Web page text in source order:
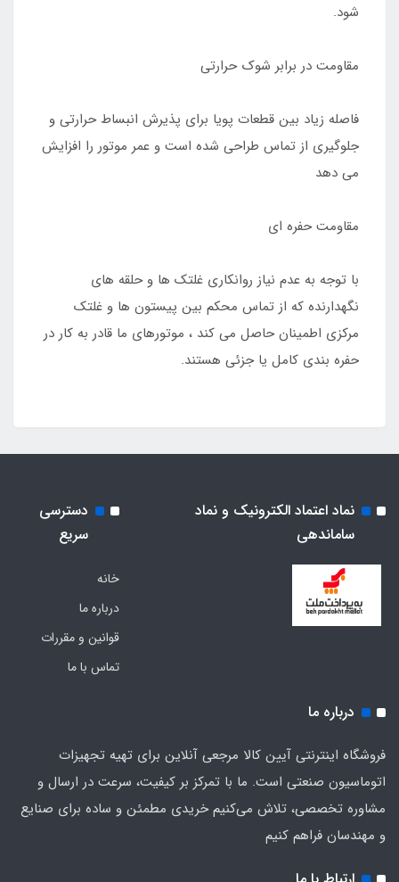
شود.
مقاومت در برابر شوک حرارتی
فاصله زیاد بین قطعات پویا برای پذیرش انبساط حرارتی و
جلوگیری از تماس طراحی شده است و عمر موتور را افزایش
می دهد
مقاومت حفره ای
با توجه به عدم نیاز روانکاری غلتک ها و حلقه های
نگهدارنده که از تماس محکم بین پیستون ها و غلتک
مرکزی اطمینان حاصل می کند ، موتورهای ما قادر به کار در
حفره بندی کامل یا جزئی هستند.
نماد اعتماد الکترونیک و نماد
ساماندهی
دسترسی
سریع
خانه
درباره ما
قوانین و مقررات
تماس با ما
درباره ما
فروشگاه اینترنتی آیین کالا مرجعی آنلاین برای تهیه تجهیزات
اتوماسیون صنعتی است. ما با تمرکز بر کیفیت، سرعت در ارسال و
مشاوره تخصصی، تلاش می‌کنیم خریدی مطمئن و ساده برای صنایع
و مهندسان فراهم کنیم